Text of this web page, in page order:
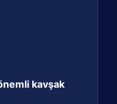
kavşak